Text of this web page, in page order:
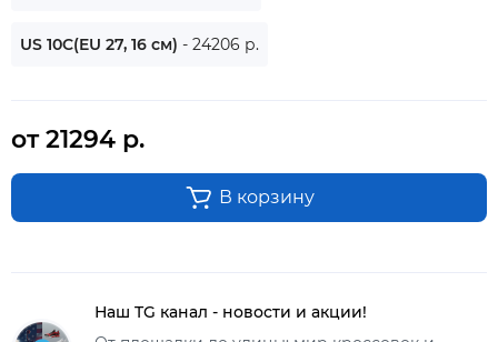
US 10C(EU 27, 16 см) - 24206 р.
от 21294 р.
В корзину
Наш TG канал - новости и акции!